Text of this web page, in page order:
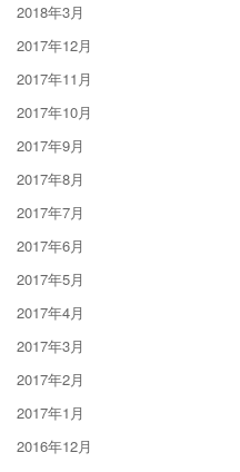
2018年3月
2017年12月
2017年11月
2017年10月
2017年9月
2017年8月
2017年7月
2017年6月
2017年5月
2017年4月
2017年3月
2017年2月
2017年1月
2016年12月